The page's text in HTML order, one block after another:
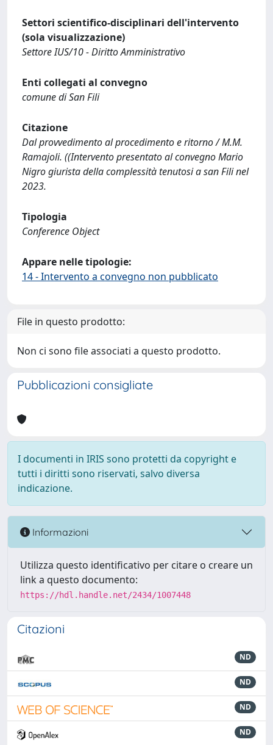
Settori scientifico-disciplinari dell'intervento
(sola visualizzazione)
Settore IUS/10 - Diritto Amministrativo
Enti collegati al convegno
comune di San Fili
Citazione
Dal provvedimento al procedimento e ritorno / M.M.
Ramajoli. ((Intervento presentato al convegno Mario
Nigro giurista della complessità tenutosi a san Fili nel
2023.
Tipologia
Conference Object
Appare nelle tipologie:
14 - Intervento a convegno non pubblicato
File in questo prodotto:
Non ci sono file associati a questo prodotto.
Pubblicazioni consigliate
I documenti in IRIS sono protetti da copyright e
tutti i diritti sono riservati, salvo diversa
indicazione.
Informazioni
Utilizza questo identificativo per citare o creare un
link a questo documento:
https://hdl.handle.net/2434/1007448
Citazioni
ND
ND
ND
ND